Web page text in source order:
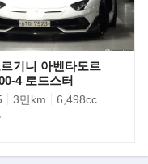
한 후계 FF 소형 모델을
기니 아벤타도르
4 로드스터
3만km 6,498cc